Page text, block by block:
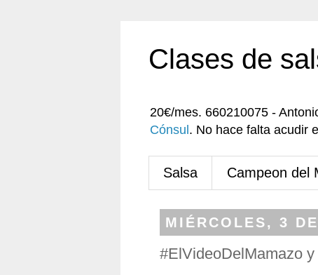
Clases de
20€/mes. 660210075 -
Cónsul . No hace falta acudir
Salsa Campeon del
MIÉRCOLES, 3
#ElVideoDelMamazo